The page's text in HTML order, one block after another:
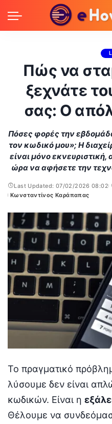
Πώς να
ξεχνάτε
σας: Ο
Πόσες φορές την
τον κωδικό μου»; Η
είναι μόνο
ώρα να αφήσετε την
Last Updated: 07/02/2026 08:02
Posted
Κωνσταντίνος Καράπαπας
Το πραγματικό
λύσουμε δεν είναι
κωδικών. Είναι η
Θέλουμε να